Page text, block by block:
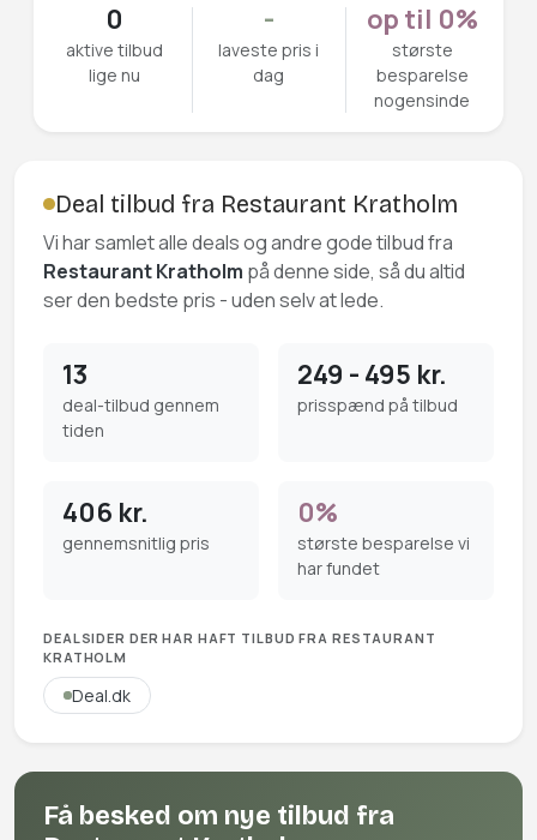
0
aktive tilbud
lige nu
-
laveste pris i
dag
op til 0%
største
besparelse
nogensinde
Deal tilbud fra Restaurant Kratholm
Vi har samlet alle deals og andre gode tilbud fra
Restaurant Kratholm på denne side, så du altid
ser den bedste pris - uden selv at lede.
13
deal-tilbud gennem
tiden
249 - 495 kr.
prisspænd på tilbud
406 kr.
gennemsnitlig pris
0%
største besparelse vi
har fundet
DEALSIDER DER HAR HAFT TILBUD FRA RESTAURANT
KRATHOLM
Deal.dk
Få besked om nye tilbud fra